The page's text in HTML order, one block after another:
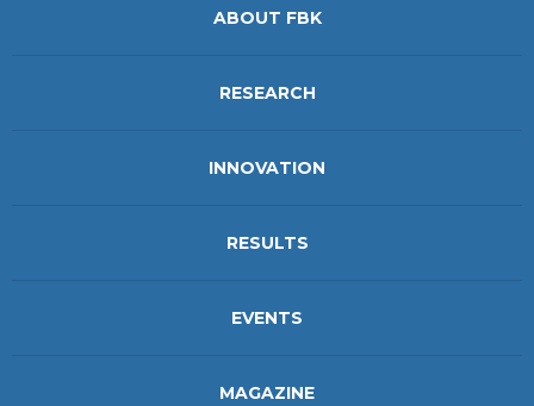
ABOUT FBK
RESEARCH
INNOVATION
RESULTS
EVENTS
MAGAZINE